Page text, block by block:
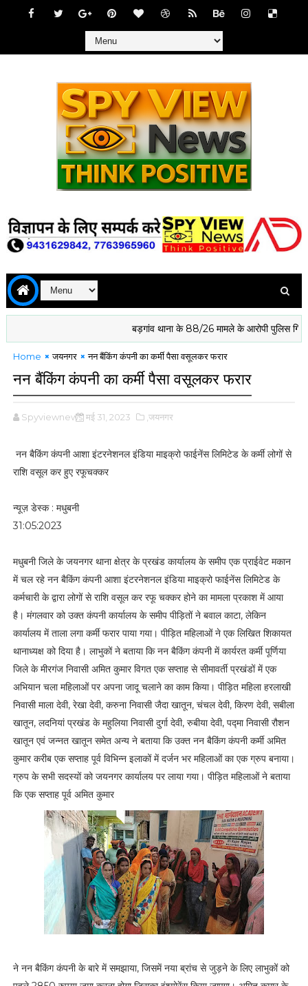
बड़गांव थाना के 88/26 मामले के आरोपी पुलिस गिरफ्त में
Home जयनगर नन बैंकिंग कंपनी का कर्मी पैसा वसूलकर फरार
नन बैंकिंग कंपनी का कर्मी पैसा वसूलकर फरार
Spyviewnews मई 31, 2023 ,जयनगर
नन बैकिंग कंपनी आशा इंटरनेशनल इंडिया माइक्रो फाईनेंस लिमिटेड के कर्मी लोगों से
राशि वसूल कर हुए रफूचक्कर
न्यूज़ डेस्क : मधुबनी
31:05:2023
मधुबनी जिले के जयनगर थाना क्षेत्र के प्रखंड कार्यालय के समीप एक प्राईवेट मकान
में चल रहे नन बैकिंग कंपनी आशा इंटरनेशनल इंडिया माइक्रो फाईनेंस लिमिटेड के
कर्मचारी के द्वारा लोगों से राशि वसूल कर रफू चक्कर होने का मामला प्रकाश में आया
है। मंगलवार को उक्त कंपनी कार्यालय के समीप पीड़ितों ने बवाल काटा, लेकिन
कार्यालय में ताला लगा कर्मी फरार पाया गया। पीड़ित महिलाओं ने एक लिखित शिकायत
थानाध्यक्ष को दिया है। लाभुकों ने बताया कि नन बैकिंग कंपनी में कार्यरत कर्मी पूर्णिया
जिले के मीरगंज निवासी अमित कुमार विगत एक सप्ताह से सीमावर्ती प्रखंडों में एक
अभियान चला महिलाओं पर अपना जादू चलाने का काम किया। पीड़ित महिला हरलाखी
निवासी माला देवी, रेखा देवी, करुना निवासी जैदा खातून, चंचल देवी, किरण देवी, सबीला
खातून, लदनियां प्रखंड के महुलिया निवासी दुर्गा देवी, रुबीया देवी, पद्मा निवासी रौशन
खातून एवं जन्नत खातून समेत अन्य ने बताया कि उक्त नन बैकिंग कंपनी कर्मी अमित
कुमार करीब एक सप्ताह पूर्व विभिन्न इलाकों में दर्जन भर महिलाओं का एक ग्रुप बनाया।
ग्रुप के सभी सदस्यों को जयनगर कार्यालय पर लाया गया। पीड़ित महिलाओं ने बताया
कि एक सप्ताह पूर्व अमित कुमार
ने नन बैकिंग कंपनी के बारे में समझाया, जिसमें नया ब्रांच से जुड़ने के लिए लाभुकों को